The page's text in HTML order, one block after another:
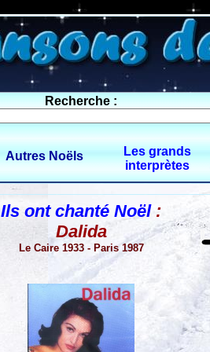
0 $limitbot 1 $limittot 2
Recherche :
Autres Noëls
Les grands
interprètes
Ils ont chanté Noël:
Dalida
Le Caire 1933 - Paris 1987